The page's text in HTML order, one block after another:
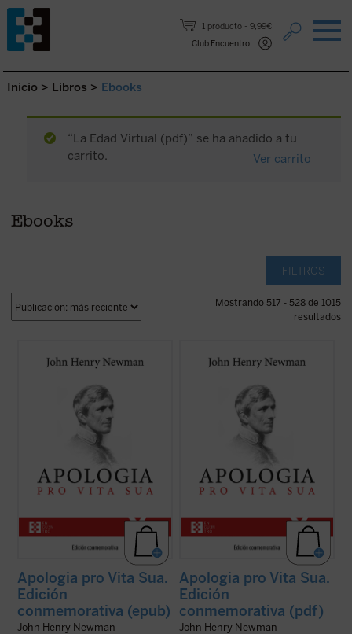
1 producto
9,99€
Club Encuentro
Saltar al contenido.
Inicio > Libros > Ebooks
“La Edad Virtual (pdf)” se ha añadido a tu
carrito.
Ver carrito
Ebooks
FILTROS
Mostrando 517 - 528 de 1015
resultados
literatura autobiográfica universal, supuso
rechazo que había causado en Inglaterra
su conversión al catolicismo. La presente ...
Apologia pro Vita Sua.
Edición
conmemorativa (epub)
John Henry Newman
literatura autobiográfica universal, supuso
rechazo que había causado en Inglaterra
su conversión al catolicismo. La presente ...
Apologia pro Vita Sua.
Edición
conmemorativa (pdf)
John Henry Newman